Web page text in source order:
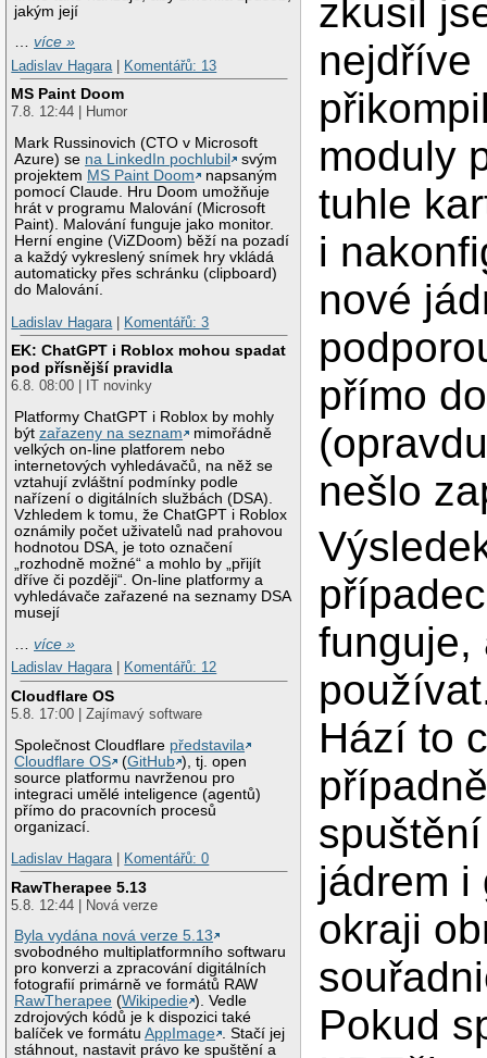
jakým její
…více »
Ladislav Hagara
Komentářů: 13
MS Paint Doom
7.8. 12:44 | Humor
Mark Russinovich (CTO v Microsoft
Azure) se na LinkedIn pochlubil
svým
projektem MS Paint Doom
napsaným
pomocí Claude. Hru Doom umožňuje
hrát v programu Malování (Microsoft
Paint). Malování funguje jako monitor.
Herní engine (ViZDoom) běží na pozadí
a každý vykreslený snímek hry vkládá
automaticky přes schránku (clipboard)
do Malování.
Ladislav Hagara
Komentářů: 3
EK: ChatGPT i Roblox mohou spadat
pod přísnější pravidla
6.8. 08:00 | IT novinky
Platformy ChatGPT i Roblox by mohly
býtzařazeny na seznam
mimořádně
velkých on-line platforem nebo
internetových vyhledávačů, na něž se
vztahují zvláštní podmínky podle
nařízení o digitálních službách (DSA).
Vzhledem k tomu, že ChatGPT i Roblox
oznámily počet uživatelů nad prahovou
hodnotou DSA, je toto označení
„rozhodně možné“ a mohlo by „přijít
dříve či později“. On-line platformy a
vyhledávače zařazené na seznamy DSA
musejí
…více »
Ladislav Hagara| Komentářů: 12
Cloudflare OS
5.8. 17:00 | Zajímavý software
Společnost Cloudflare představila
Cloudflare OS
(GitHub ), tj. open
source platformu navrženou pro
integraci umělé inteligence (agentů)
přímo do pracovních procesů
organizací.
Ladislav Hagara| Komentářů: 0
RawTherapee 5.13
5.8. 12:44 | Nová verze
Byla vydána nová verze 5.13
svobodného multiplatformního softwaru
pro konverzi a zpracování digitálních
fotografií primárně ve formátů RAW
RawTherapee (Wikipedie ). Vedle
zdrojových kódů je k dispozici také
balíček ve formátuAppImage . Stačí jej
stáhnout, nastavit právo ke spuštění a
zkusil
nejdříve
moduly
tuhle
i
nové
přímo
nešlo
funguje,
Hází to
jádrem i
okraji
Pokud